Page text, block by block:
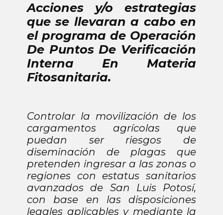
Acciones y/o estrategias
que se llevaran a cabo en
el programa de Operación
De Puntos De Verificación
Interna En Materia
Fitosanitaria.
Controlar la movilización de los
cargamentos agrícolas que
puedan ser riesgos de
diseminación de plagas que
pretenden ingresar a las zonas o
regiones con estatus sanitarios
avanzados de San Luis Potosí,
con base en las disposiciones
legales aplicables y mediante la